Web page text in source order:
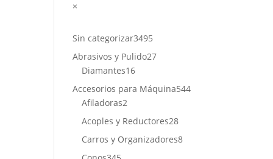
×
Sin categorizar3495
productos
Abrasivos y Pulido2727
Diamantes1616
productos
Accesorios para Máquina544544
Afiladoras2
productos
Acoples y Reductores2828
productos
Carros y Organizadores88